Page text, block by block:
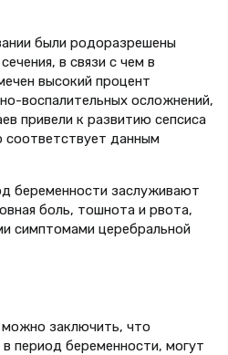
были родоразрешены
в связи с чем в
высокий процент
воспалительных осложнений,
привели к развитию сепсиса
соответствует данным
беременности заслуживают
боль, тошнота и рвота,
симптомами церебральной
можно заключить, что
период беременности, могут